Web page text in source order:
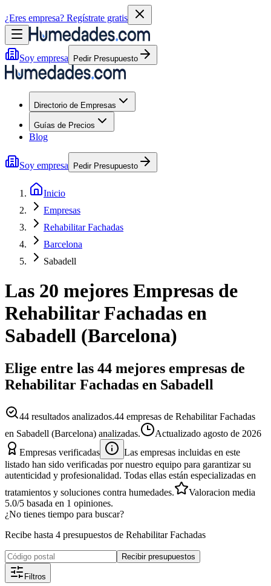
¿Eres empresa? Regístrate gratis
Soy empresa Pedir Presupuesto
Directorio de Empresas
Guías de Precios
Blog
Soy empresa Pedir Presupuesto
Inicio
Empresas
Rehabilitar Fachadas
Barcelona
Sabadell
Las 20 mejores Empresas de
Rehabilitar Fachadas en
Sabadell (Barcelona)
Elige entre las 44 mejores empresas de
Rehabilitar Fachadas en Sabadell
44 resultados analizados.44 empresas de Rehabilitar Fachadas
en Sabadell (Barcelona) analizadas.
Actualizado agosto de 2026
Empresas verificadas
Las empresas incluidas en este
listado han sido verificadas por nuestro equipo para garantizar su
autenticidad y profesionalidad. Todas ellas están especializadas en
tratamientos y soluciones contra humedades.
Valoracion media
5.0/5 basada en 1 opiniones.
¿No tienes tiempo para buscar?
Recibe hasta 4 presupuestos de Rehabilitar Fachadas
Recibir presupuestos
Filtros